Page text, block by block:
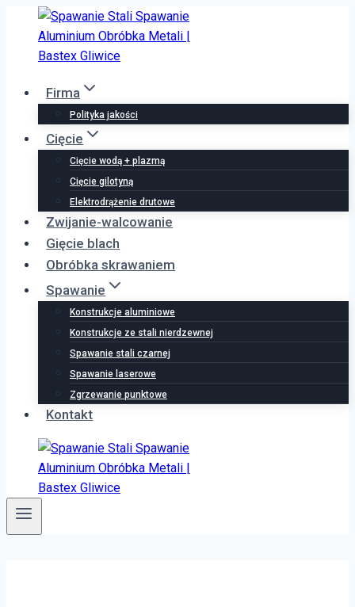
Przejdź
Firma
Polityka jakości
Cięcie
Cięcie wodą + plazmą
Cięcie gilotyną
Elektrodrążenie drutowe
Zwijanie-walcowanie
Gięcie blach
Obróbka skrawaniem
Spawanie
Konstrukcje aluminiowe
Konstrukcje ze stali nierdzewnej
Spawanie stali czarnej
Spawanie laserowe
Zgrzewanie punktowe
Kontakt